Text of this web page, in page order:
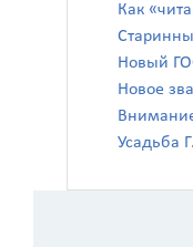
Как
Новый
Новое
Усадьба